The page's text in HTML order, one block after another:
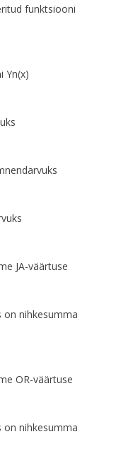
funktsiooni
Yn(x)
JA-väärtuse
on nihkesumma
OR-väärtuse
on nihkesumma